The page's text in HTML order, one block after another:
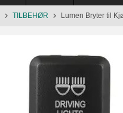
TILBEHØR Lumen Bryter til